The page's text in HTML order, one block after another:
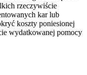
rzeczywiście
kar lub
koszty poniesionej
wydatkowanej pomocy